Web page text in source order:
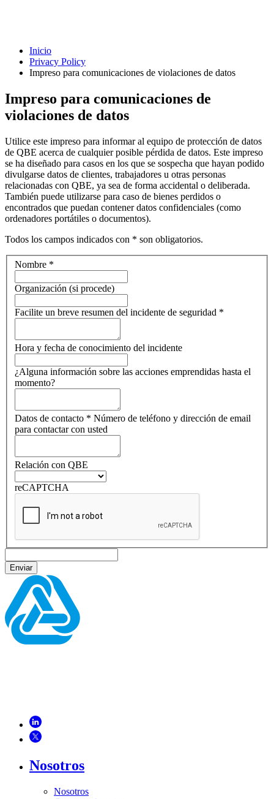
Inicio
Privacy Policy
Impreso para comunicaciones de violaciones de datos
Impreso para comunicaciones de
violaciones de datos
Utilice este impreso para informar al equipo de protección de datos
de QBE acerca de cualquier posible pérdida de datos. Este impreso
se ha diseñado para casos en los que se sospecha que hayan podido
divulgarse datos de clientes, trabajadores u otras personas
relacionadas con QBE, ya sea de forma accidental o deliberada.
También puede utilizarse para caso de bienes perdidos o
encontrados que puedan contener datos confidenciales (como
ordenadores portátiles o documentos).
Todos los campos indicados con * son obligatorios.
Nombre *
Organización (si procede)
Facilite un breve resumen del incidente de seguridad *
Hora y fecha de conocimiento del incidente
¿Alguna información sobre las acciones emprendidas hasta el
momento?
Datos de contacto * Número de teléfono y dirección de email
para contactar con usted
Relación con QBE
reCAPTCHA